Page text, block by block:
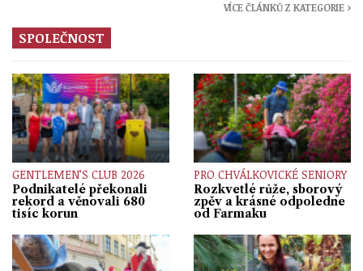
VÍCE ČLÁNKŮ Z KATEGORIE ›
SPOLEČNOST
GENTLEMEN’S CLUB 2026
Podnikatelé překonali
rekord a věnovali 680
tisíc korun
PRO CHVÁLKOVICKÉ SENIORY
Rozkvetlé růže, sborový
zpěv a krásné odpoledne
od Farmaku